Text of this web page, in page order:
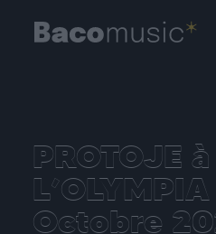
PROTOJE à
Octobre